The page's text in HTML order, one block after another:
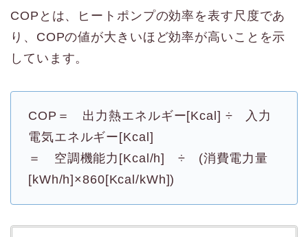
COPとは、ヒートポンプの効率を表す尺度であ
り、COPの値が大きいほど効率が高いことを示
しています。
COP＝ 出力熱エネルギー[Kcal] ÷ 入力
電気エネルギー[Kcal]
＝ 空調機能力[Kcal/h] ÷ (消費電力量
[kWh/h]×860[Kcal/kWh])